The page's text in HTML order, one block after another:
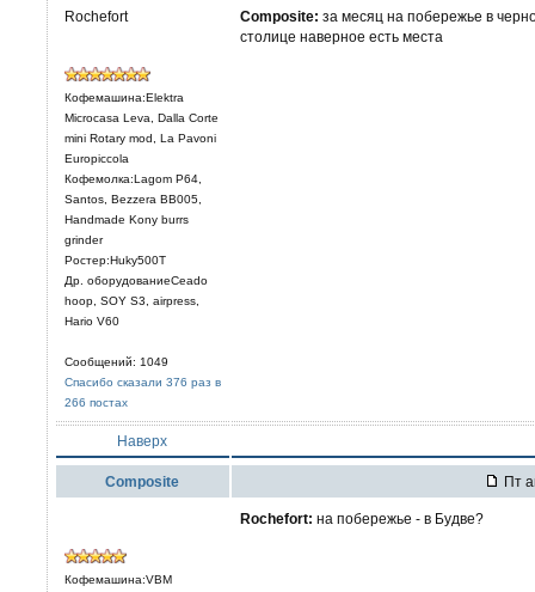
Rochefort
Кофемашина:Elektra
Microcasa Leva, Dalla Corte
mini Rotary mod, La Pavoni
Europiccola
Кофемолка:Lagom P64,
Santos, Bezzera BB005,
Handmade Kony burrs
grinder
Ростер:Huky500T
Др. оборудованиеCeado
hoop, SOY S3, airpress,
Hario V60
Сообщений: 1049
Спасибо сказали 376 раз в
266 постах
Composite: за месяц на побережье в
столице наверное есть места
Наверх
Composite Пт
Кофемашина:VBM
Rochefort: на побережье - в Будве?